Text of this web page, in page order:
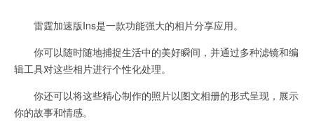
雷霆加速版Ins是一款功能强大的相片分享应用。
你可以随时随地捕捉生活中的美好瞬间，并通过多种滤镜和编
辑工具对这些相片进行个性化处理。
你还可以将这些精心制作的照片以图文相册的形式呈现，展示
你的故事和情感。